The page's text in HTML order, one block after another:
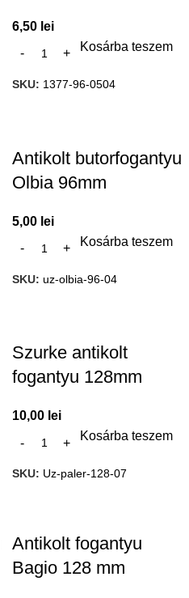
6,50 lei
Kosárba teszem
SKU: 1377-96-0504
Antikolt butorfogantyu
Olbia 96mm
5,00 lei
Kosárba teszem
SKU: uz-olbia-96-04
Szurke antikolt
fogantyu 128mm
10,00 lei
Kosárba teszem
SKU: Uz-paler-128-07
Antikolt fogantyu
Bagio 128 mm